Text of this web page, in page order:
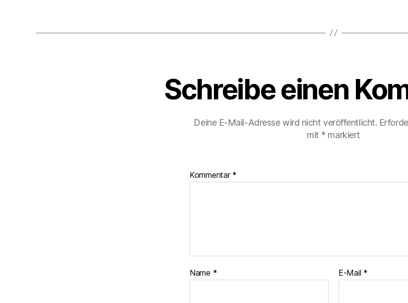
Schreibe einen
Deine E-Mail-Adresse wird nicht veröffentlicht.
mit * markiert
Kommentar *
Name * E-Mail *